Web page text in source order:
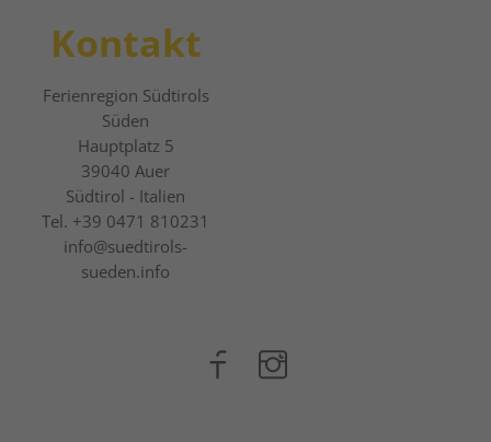
Kontakt
Ferienregion Südtirols
Süden
Hauptplatz 5
39040 Auer
Südtirol - Italien
Tel. +39 0471 810231
info@suedtirols-
sueden.info